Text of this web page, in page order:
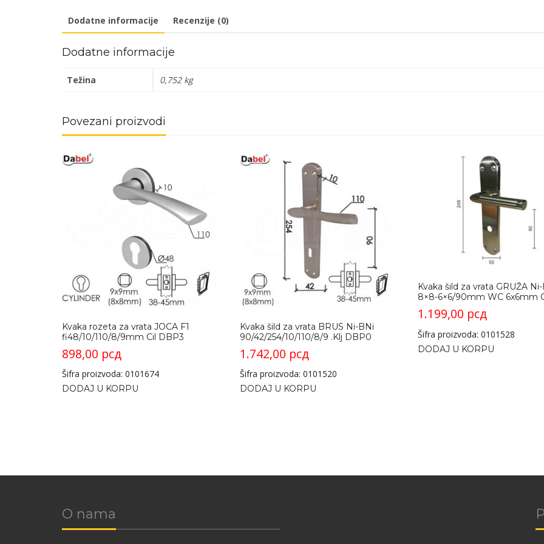
Dodatne informacije Recenzije (0)
Dodatne informacije
Težina 0,752 kg
Povezani proizvodi
Kvaka rozeta za vrata JOCA F1
fi48/10/110/8/9mm Cil DBP3
898,00 рсд
Šifra proizvoda: 0101674
DODAJ U KORPU
Kvaka šild za vrata BRUS Ni-BNi
90/42/254/10/110/8/9 .Klj DBP0
1.742,00 рсд
Šifra proizvoda: 0101520
DODAJ U KORPU
Kvaka šild za vrata GRUŽA
8×8-6×6/90mm WC 6x6mm
1.199,00 рсд
Šifra proizvoda: 0101528
DODAJ U KORPU
O nama